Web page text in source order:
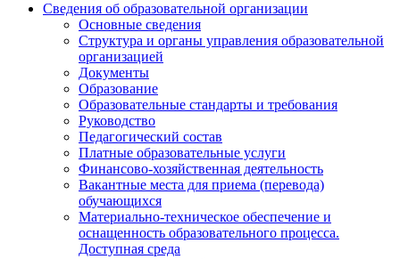
Сведения об образовательной организации
Основные сведения
Структура и органы управления образовательной
организацией
Документы
Образование
Образовательные стандарты и требования
Руководство
Педагогический состав
Платные образовательные услуги
Финансово-хозяйственная деятельность
Вакантные места для приема (перевода)
обучающихся
Материально-техническое обеспечение и
оснащенность образовательного процесса.
Доступная среда